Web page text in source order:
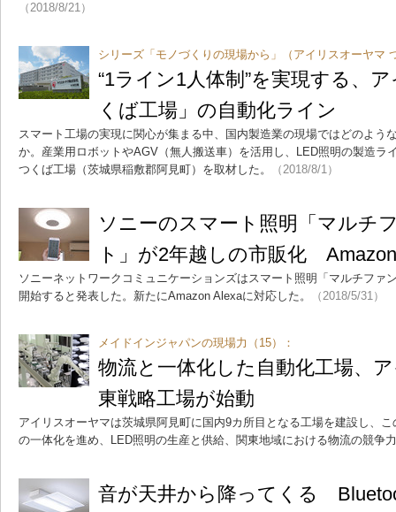
（2018/8/21）
シリーズ「モノづくりの現場から」（アイリスオーヤマ
“1ライン1人体制”を実現する、
くば工場」の自動化ライン
スマート工場の実現に関心が集まる中、国内製造業の現場ではどのよう
か。産業用ロボットやAGV（無人搬送車）を活用し、LED照明の製造ラ
つくば工場（茨城県稲敷郡阿見町）を取材した。
（2018/8/1）
ソニーのスマート照明「マルチ
ト」が2年越しの市販化
ソニーネットワークコミュニケーションズはスマート照明「マルチファ
開始すると発表した。新たにAmazon Alexaに対応した。
（2018/5/31）
メイドインジャパンの現場力（15）：
物流と一体化した自動化工場、
東戦略工場が始動
アイリスオーヤマは茨城県阿見町に国内9カ所目となる工場を建設し、
の一体化を進め、LED照明の生産と供給、関東地域における物流の競争
音が天井から降ってくる